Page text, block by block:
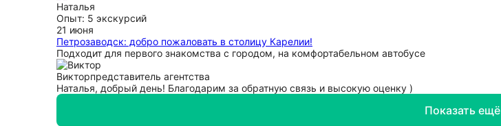
Наталья
Опыт: 5 экскурсий
21 июня
Петрозаводск: добро пожаловать в столицу Карелии!
Подходит для первого знакомства с городом, на комфортабельном автобусе
Викторпредставитель агентства
Наталья, добрый день! Благодарим за обратную связь и высокую оценку )
Показать ещё